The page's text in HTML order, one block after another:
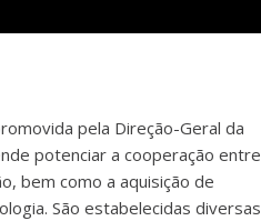
pela Direção-Geral da
potenciar a cooperação entre
bem como a aquisição de
São estabelecidas diversas